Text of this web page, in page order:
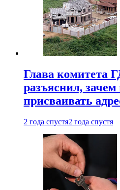
Глава комитета
разъяснил,
присваивать
2 года спустя2 года спустя